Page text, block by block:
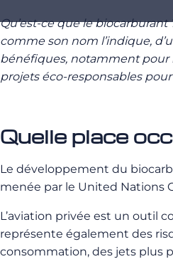
Qu’est-ce que le
comme son nom l’indique,
bénéfiques, notamment pour
projets éco-responsables
Quelle place
Le développement du
menée par le United Nations
L’aviation privée est un outil
représente également des
consommation, des jets plus